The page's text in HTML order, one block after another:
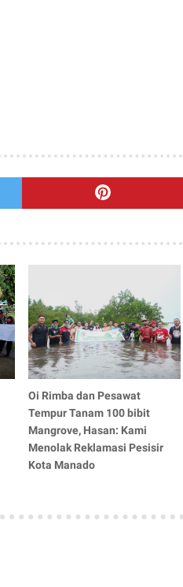
Oi Rimba dan Pesawat
Tempur Tanam 100 bibit
Mangrove, Hasan: Kami
Menolak Reklamasi Pesisir
Kota Manado